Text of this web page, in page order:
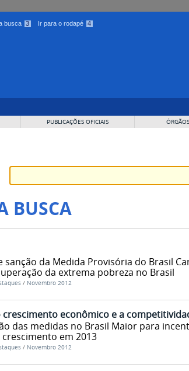
busca 3 Ir para o rodapé 4
PUBLICAÇÕES OFICIAIS
BUSCA
sanção da Medida Provisória do Brasil
da extrema pobreza no Brasil
/ Novembro 2012
econômico e a
das medidas no Brasil Maior para
em 2013
/ Novembro 2012